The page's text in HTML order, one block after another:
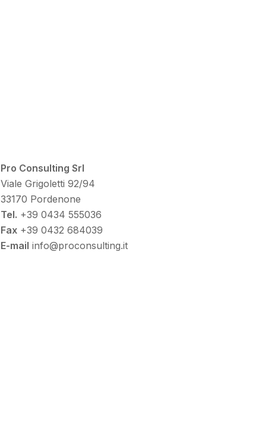
Pro Consulting Srl
Viale Grigoletti 92/94
33170 Pordenone
Tel. +39 0434 555036
Fax+39 0432 684039
E-mail info@proconsulting.it